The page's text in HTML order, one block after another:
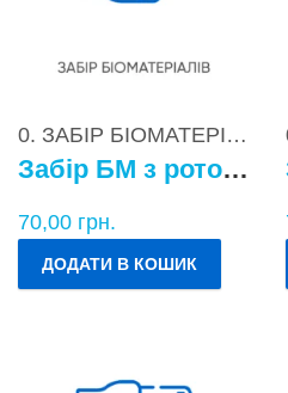
0. ЗАБІР БІОМАТЕРІАЛІВ
Забір БМ з ротоглотки
70,00 грн.
ДОДАТИ В КОШИК